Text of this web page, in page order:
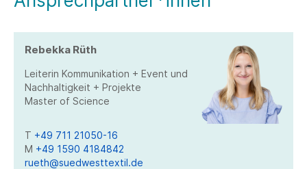
vertraut zu machen.
Rebekka Rüth
Leiterin Kommunikation + Event und
Nachhaltigkeit + Projekte
Master of Science
T +49 711 21050-16
M +49 1590 4184842
rueth@suedwesttextil.de